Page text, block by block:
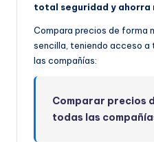
total seguridad y ahorra
Compara precios de forma
sencilla, teniendo acceso a
las compañías:
Comparar precios
todas las